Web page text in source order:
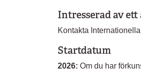
Intresserad av
Kontakta
Startdatum
2026: Om du har